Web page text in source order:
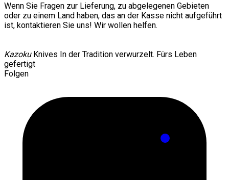
Wenn Sie Fragen zur Lieferung, zu abgelegenen Gebieten
oder zu einem Land haben, das an der Kasse nicht aufgeführt
ist, kontaktieren Sie uns! Wir wollen helfen.
KazokuKnives In der Tradition verwurzelt. Fürs Leben
gefertigt
Folgen